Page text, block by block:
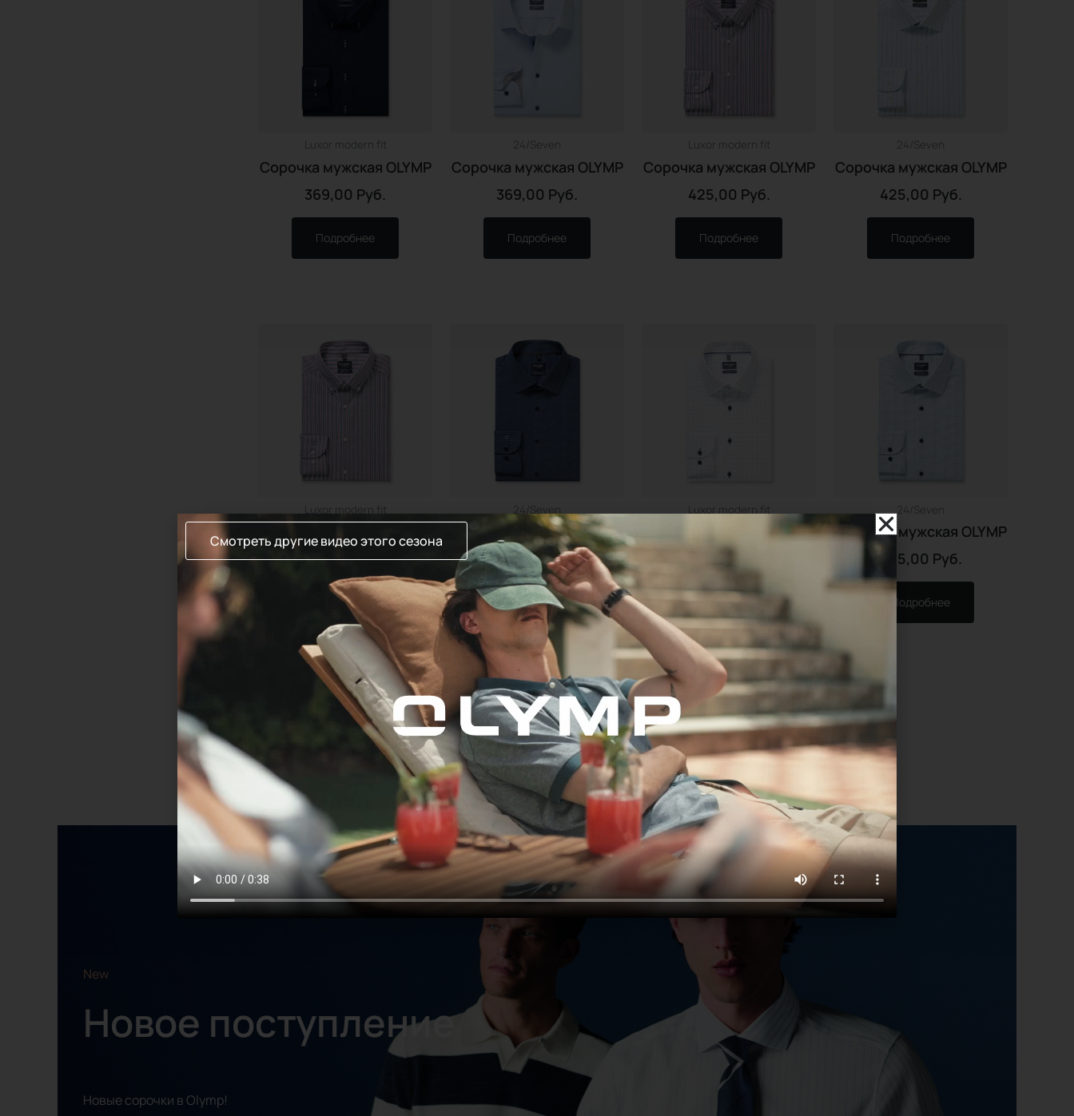
Luxor modern fit
Сорочка мужская OLYMP
369,00 Руб.
Подробнее
24/Seven
Сорочка мужская OLYMP
369,00 Руб.
Подробнее
Luxor modern fit
Сорочка мужская OLYMP
425,00 Руб.
Подробнее
24/Seven
Сорочка мужская OLYMP
425,00 Руб.
Подробнее
Luxor modern fit
369,00Руб.
Подробнее
24/Seven
Сорочка мужская OLYMP
425,00Руб.
Подробнее
Luxor modern fit
Сорочка мужская OLYMP
Подробнее
24/Seven
Сорочка мужская OLYMP
425,00 Руб.
Подробнее
3 4 … 9 10 11 →
New
Новое поступление
Новые сорочки в Olymp!
Смотреть другие видео этого сезона